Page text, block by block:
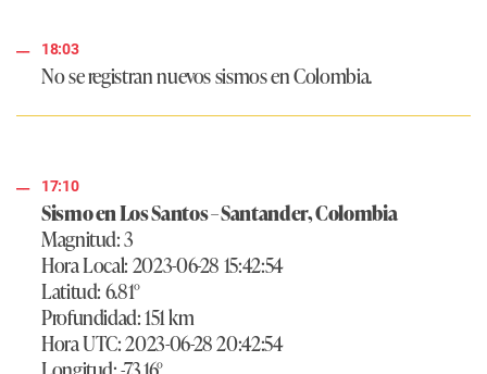
18:03
No se registran nuevos sismos en Colombia.
17:10
Sismo en Los Santos – Santander, Colombia
Magnitud: 3
Hora Local: 2023-06-28 15:42:54
Latitud: 6.81°
Profundidad: 151 km
Hora UTC: 2023-06-28 20:42:54